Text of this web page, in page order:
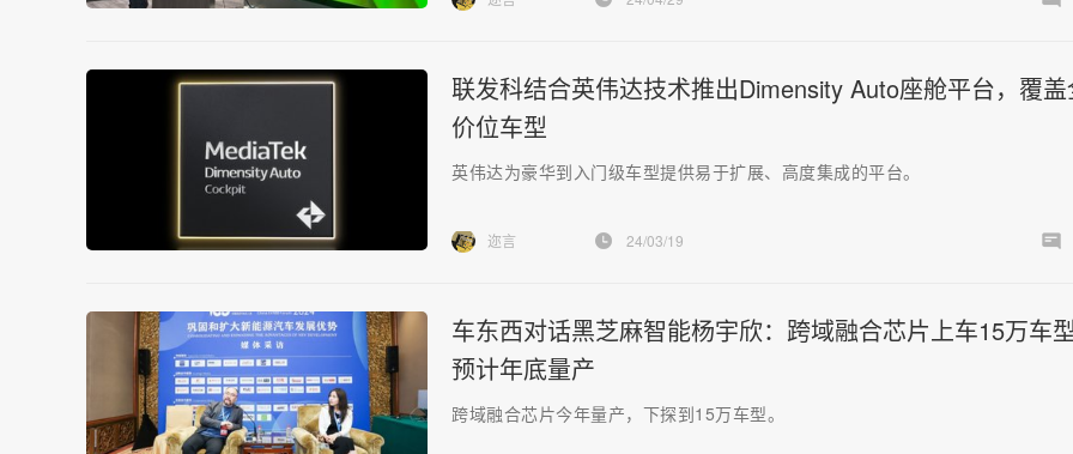
联发科结合英伟达技术推出Dimensity Auto座舱平台，覆
价位车型
英伟达为豪华到入门级车型提供易于扩展、高度集成的平台。
迩言 24/03/19
车东西对话黑芝麻智能杨宇欣：跨域融合芯片上车15万车型
预计年底量产
跨域融合芯片今年量产，下探到15万车型。